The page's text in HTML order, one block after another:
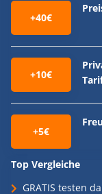
+40€
+10€
+5€
Top Vergleiche
GRATIS testen